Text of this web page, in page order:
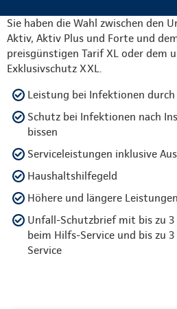
Sie haben die Wahl zwischen den
Aktiv, Aktiv Plus und Forte und
preisgünstigen Tarif XL oder dem
Exklusivschutz XXL.
Leistung bei Infektionen
Schutz bei Infektionen nach
bissen
Serviceleistungen inklusive
Haushaltshilfegeld
Höhere und längere
Unfall-Schutzbrief mit bis zu
beim Hilfs-Service und bis zu
Service